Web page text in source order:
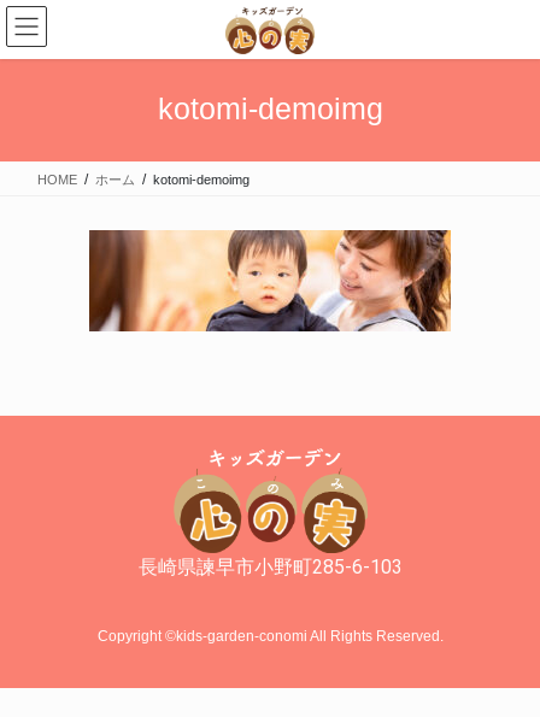
kotomi-demoimg
HOME ホーム kotomi-demoimg
長崎県諫早市小野町285-6-103
Copyright ©kids-garden-conomi All Rights Reserved.